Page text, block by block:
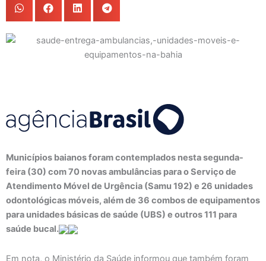
Municípios baianos foram contemplados nesta segunda-
feira (30) com 70 novas ambulâncias para o Serviço de
Atendimento Móvel de Urgência (Samu 192) e 26 unidades
odontológicas móveis, além de 36 combos de equipamentos
para unidades básicas de saúde (UBS) e outros 111 para
saúde bucal.
Em nota, o Ministério da Saúde informou que também foram